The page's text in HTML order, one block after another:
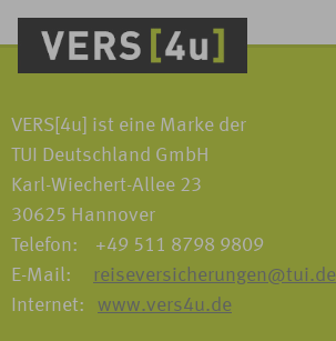
VERS[4u] ist eine Marke der
TUI Deutschland GmbH
Karl-Wiechert-Allee 23
30625 Hannover
Telefon: +49 511 8798 9809
E-Mail:
reiseversicherungen@tui.de
Internet: www.vers4u.de